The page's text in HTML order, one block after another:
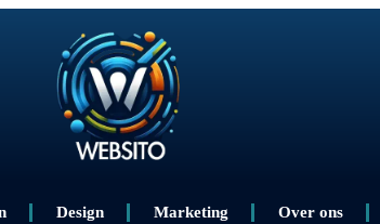
Design Marketing Over ons